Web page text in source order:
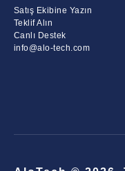
Satış Ekibine Yazın
Teklif Alın
Canlı Destek
info@alo-tech.com